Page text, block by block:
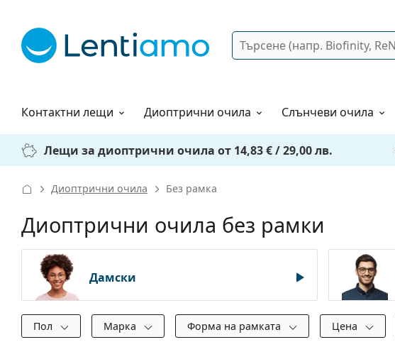
Търсене
Контактни лещи
Разтвори Диоптрични очила Слънчеви очила
Как да поръчам?
Лещи за диоптрични очила от 14,83 € / 29,00 лв.
Диоптрични очила Без рамка
Диоптрични очила без рамки
Дамски
Филтри
Пол Марка Форма на рамката Цена